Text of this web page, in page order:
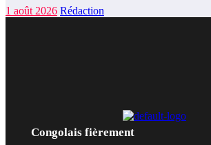
1 août 2026 Rédaction
Congolais fièrement